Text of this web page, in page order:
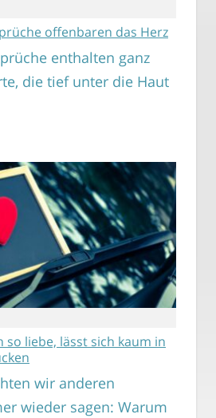
offenbaren das Herz
enthalten ganz
die tief unter die Haut
so liebe, lässt sich kaum in
wir anderen
wieder sagen: Warum